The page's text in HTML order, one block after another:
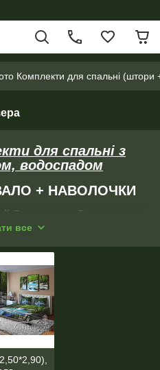
Комплекти для спальні (штори
для спальні з
водоспадом
+ НАВОЛОЧКИ
Вам товар Ви можете
потрібний Вам розмір!
(для України)
і фотонавочек
з інших каталогів
ГОТОВІ ФОТО КОМПЛЕКТИ
кріплення вказані в
все